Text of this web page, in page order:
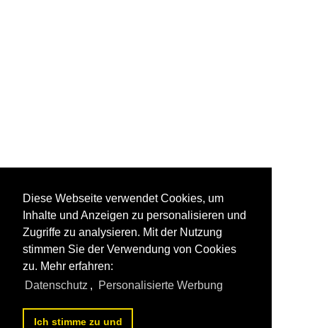
Diese Webseite verwendet Cookies, um
Inhalte und Anzeigen zu personalisieren und
Zugriffe zu analysieren. Mit der Nutzung
stimmen Sie der Verwendung von Cookies
zu. Mehr erfahren:
Datenschutz , Personalisierte Werbung
Ich stimme zu und